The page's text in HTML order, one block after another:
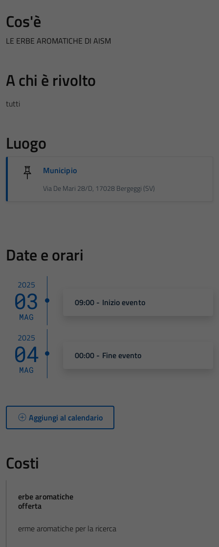
Cos'è
LE ERBE AROMATICHE DI AISM
A chi è rivolto
tutti
Luogo
Municipio
Via De Mari 28/D, 17028 Bergeggi (SV)
Date e orari
2025
03
MAG
09:00 - Inizio evento
2025
04
MAG
00:00 - Fine evento
Aggiungi al calendario
Costi
erbe aromatiche
offerta
erme aromatiche per la ricerca